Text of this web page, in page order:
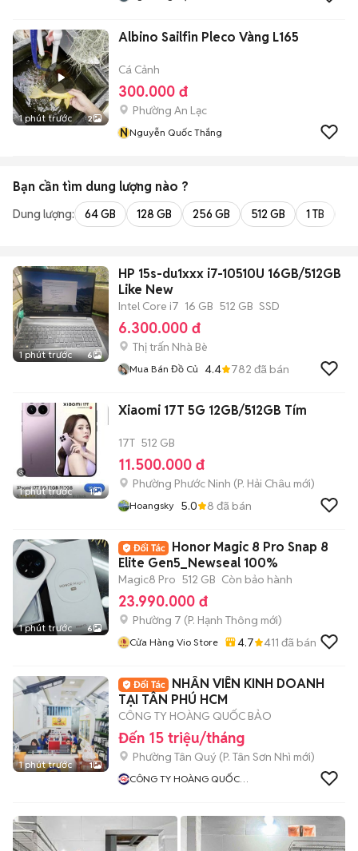
1 phút trước 2
Albino Sailfin Pleco Vàng L165
Cá Cảnh
300.000 đ
Phường An Lạc
NNguyễn Quốc Thắng
Bạn cần tìm dung lượng nào ?
Dung lượng: 64 GB 128 GB 256 GB 512 GB 1 TB
1 phút trước 6
HP 15s-du1xxx i7-10510U 16GB/512GB
Like New
Intel Core i7 16 GB 512 GB SSD
6.300.000 đ
Thị trấn Nhà Bè
Mua Bán Đồ Củ 4.4 782 đã bán
1 phút trước 1
Xiaomi 17T 5G 12GB/512GB Tím
17T 512 GB
11.500.000 đ
Phường Phước Ninh (P. Hải Châu mới)
Hoangsky 5.0 8 đã bán
1 phút trước 6
Honor Magic 8 Pro Snap 8
Elite Gen5_Newseal 100%
Magic8 Pro 512 GB Còn bảo hành
23.990.000 đ
Phường 7 (P. Hạnh Thông mới)
Cửa Hàng Vio Store 4.7 411 đã bán
1 phút trước 1
NHÂN VIÊN KINH DOANH
TẠI TÂN PHÚ HCM
CÔNG TY HOÀNG QUỐC BẢO
Đến 15 triệu/tháng
Phường Tân Quý (P. Tân Sơn Nhì mới)
CÔNG TY HOÀNG QUỐC